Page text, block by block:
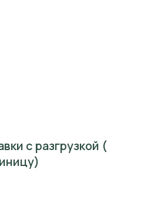
с разгрузкой (